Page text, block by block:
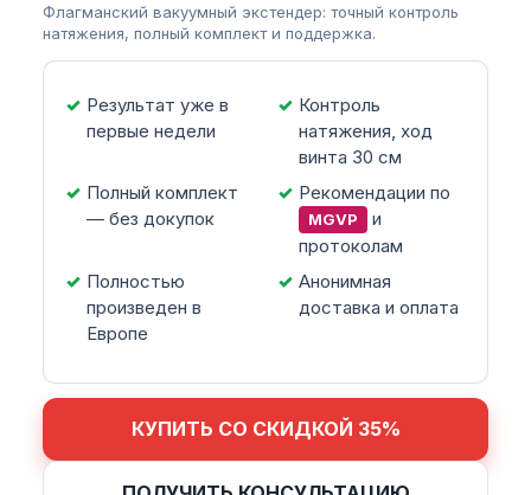
Флагманский вакуумный экстендер: точный контроль
натяжения, полный комплект и поддержка.
Результат уже в
первые недели
Контроль
натяжения, ход
винта 30 см
Полный комплект
— без докупок
Рекомендации по
MGVP
и
протоколам
Полностью
произведен в
Европе
Анонимная
доставка и оплата
КУПИТЬ СО СКИДКОЙ 35%